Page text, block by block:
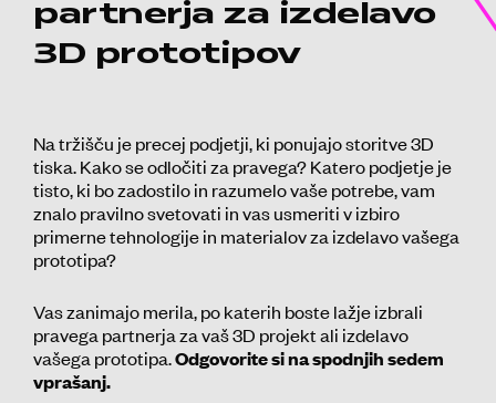
partnerja za izdelavo
3D prototipov
Na tržišču je precej podjetji, ki ponujajo storitve 3D
tiska. Kako se odločiti za pravega? Katero podjetje je
tisto, ki bo zadostilo in razumelo vaše potrebe, vam
znalo pravilno svetovati in vas usmeriti v izbiro
primerne tehnologije in materialov za izdelavo vašega
prototipa?
Vas zanimajo merila, po katerih boste lažje izbrali
pravega partnerja za vaš 3D projekt ali izdelavo
vašega prototipa.Odgovorite si na spodnjih sedem
vprašanj.